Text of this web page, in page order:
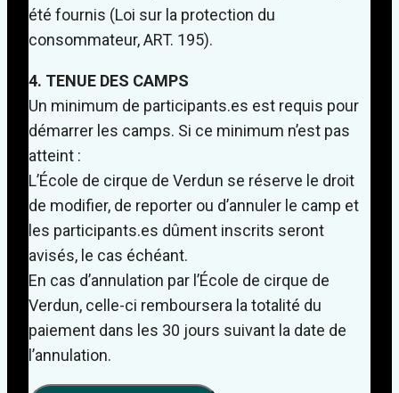
été fournis (Loi sur la protection du
consommateur, ART. 195).
4. TENUE DES CAMPS
Un minimum de participants.es est requis pour
démarrer les camps. Si ce minimum n’est pas
atteint :
L’École de cirque de Verdun se réserve le droit
de modifier, de reporter ou d’annuler le camp et
les participants.es dûment inscrits seront
avisés, le cas échéant.
En cas d’annulation par l’École de cirque de
Verdun, celle-ci remboursera la totalité du
paiement dans les 30 jours suivant la date de
l’annulation.